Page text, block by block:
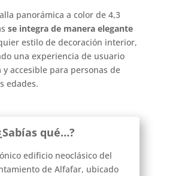
panorámica a color de 4,3
se integra de manera elegante
estilo de decoración interior,
una experiencia de usuario
accesible para personas de
edades.
qué…?
edificio neoclásico del
de Alfafar, ubicado